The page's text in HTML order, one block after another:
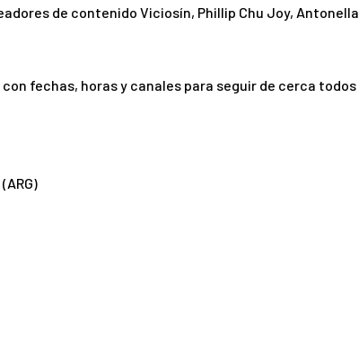
de contenido Viciosín, Phillip Chu Joy, Antonella
fechas, horas y canales para seguir de cerca todos